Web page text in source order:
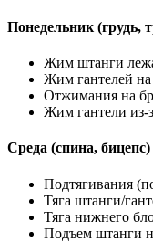
Понедельник (грудь,
Жим штанги
Жим гантелей
Отжимания на
Жим гантели из-
Среда (спина, бицепс)
Подтягивания
Тяга штанги/
Тяга нижнего
Подъем штанги